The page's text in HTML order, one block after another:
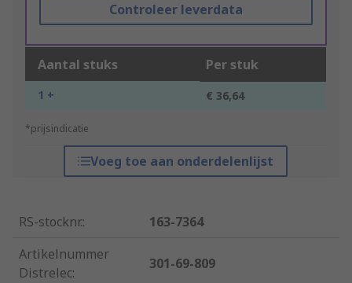
Controleer leverdata
Aantal stuks Per stuk
1 + € 36,64
*prijsindicatie
Voeg toe aan onderdelenlijst
RS-stocknr.:
163-7364
Artikelnummer
Distrelec:
301-69-809